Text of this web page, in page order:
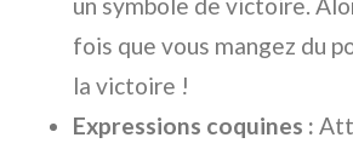
fois que vous mangez du
la victoire !
Expressions coquines :